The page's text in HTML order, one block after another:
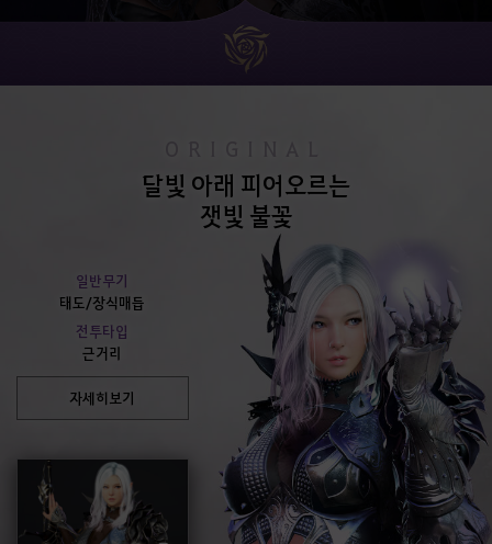
달빛 아래 피어오르는
잿빛 불꽃
일반무기
태도/장식매듭
전투타입
근거리
자세히보기